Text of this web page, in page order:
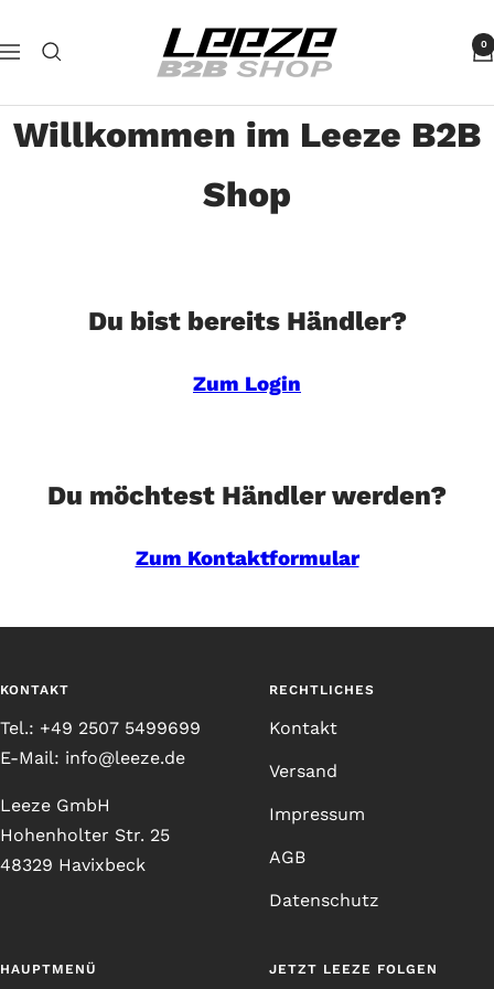
zum
Navigation
Leeze
B2B
0
Willkommen im Leeze B2B
Shop
Du bist bereits Händler?
Zum Login
Du möchtest Händler werden?
Zum Kontaktformular
KONTAKT
Tel.: +49 2507 5499699
E-Mail: info@leeze.de
Leeze GmbH
Hohenholter Str. 25
48329 Havixbeck
RECHTLICHES
Kontakt
Versand
Impressum
AGB
Datenschutz
HAUPTMENÜ JETZT LEEZE FOLGEN